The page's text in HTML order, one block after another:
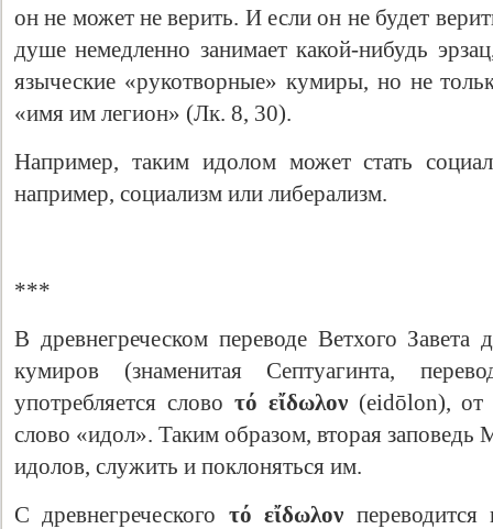
он не может не верить. И если он не будет
душе немедленно занимает какой-нибудь
языческие «рукотворные» кумиры, но не
«имя им легион» (Лк. 8, 30).
Например, таким идолом может стать
например, социализм или либерализм.
***
В древнегреческом переводе Ветхого Завета
кумиров (знаменитая Септуагинта,
употребляется слово τό εἴδωλον(eidōlon), от
слово «идол». Таким образом, вторая заповедь
идолов, служить и поклоняться им.
С древнегреческого τό εἴδωλον